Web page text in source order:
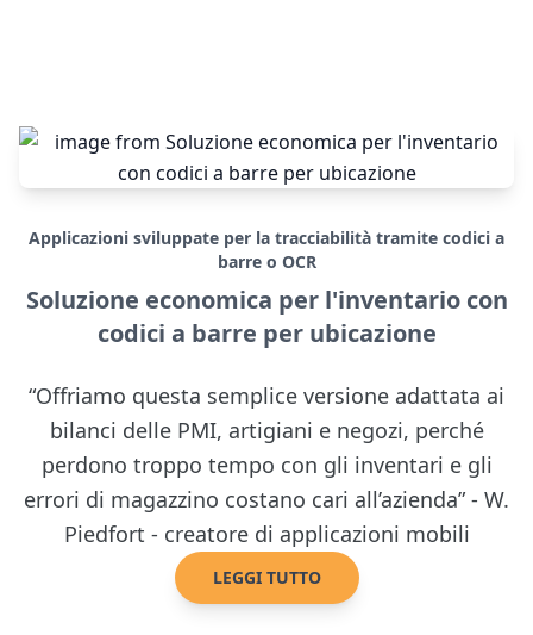
Applicazioni sviluppate per la tracciabilità tramite codici a
barre o OCR
Soluzione economica per l'inventario con
codici a barre per ubicazione
“Offriamo questa semplice versione adattata ai
bilanci delle PMI, artigiani e negozi, perché
perdono troppo tempo con gli inventari e gli
errori di magazzino costano cari all’azienda” - W.
Piedfort - creatore di applicazioni mobili
LEGGI TUTTO